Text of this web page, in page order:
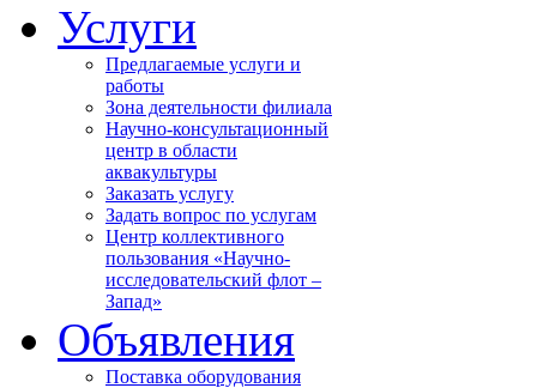
Услуги
Предлагаемые услуги и
работы
Зона деятельности филиала
Научно-консультационный
центр в области
аквакультуры
Заказать услугу
Задать вопрос по услугам
Центр коллективного
пользования «Научно-
исследовательский флот –
Запад»
Объявления
Поставка оборудования